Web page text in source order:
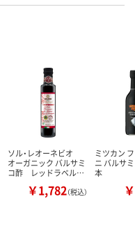
ソル・レオーネビオ
オーガニック バルサミ
コ酢 レッドラベル…
￥1,782（税込）
ミツカン
ニ バルサ
本